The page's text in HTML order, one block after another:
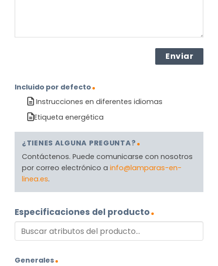
Incluido por defecto
Instrucciones en diferentes idiomas
Etiqueta energética
¿TIENES ALGUNA PREGUNTA?
Contáctenos. Puede comunicarse con nosotros
por correo electrónico a info@lamparas-en-
linea.es.
Especificaciones del producto
Generales